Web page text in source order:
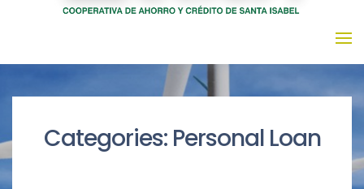
Categories: Personal Loan